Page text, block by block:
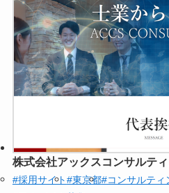
株式会社アックスコンサルテ
#採用サイト#東京都#コンサルティ